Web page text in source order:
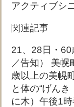
アクティブシ
関連記事
21、28日・
／告知） 美
歳以上の美幌
と体の“げん
に木）午後1